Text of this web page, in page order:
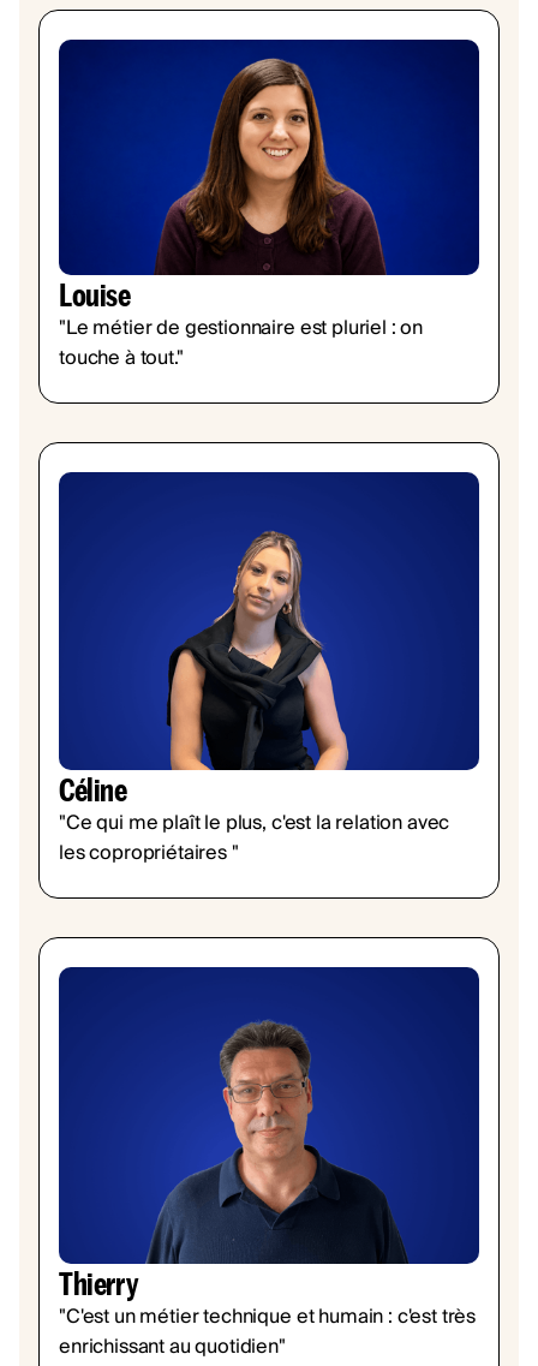
Louise
"Le métier de gestionnaire est pluriel : on
touche à tout."
Céline
"Ce qui me plaît le plus, c'est la relation avec
les copropriétaires "
Thierry
"C'est un métier technique et humain : c'est très
enrichissant au quotidien"